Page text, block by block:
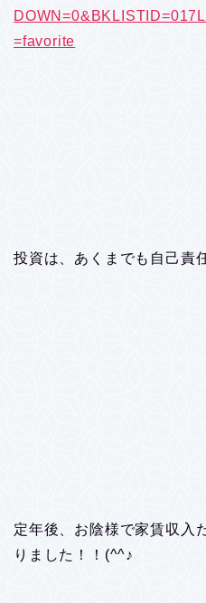
=favorite
投資は、あくまでも自己責
定年後、お陰様で家賃収入
りました！！(^^♪